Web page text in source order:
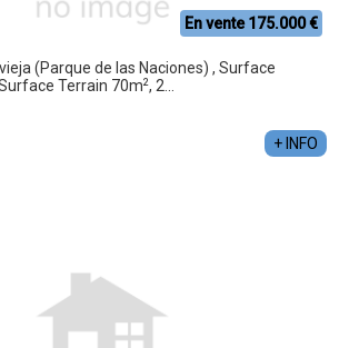
En vente 175.000 €
(Parque de las Naciones) , Surface
Terrain 70m2, 2...
+ INFO